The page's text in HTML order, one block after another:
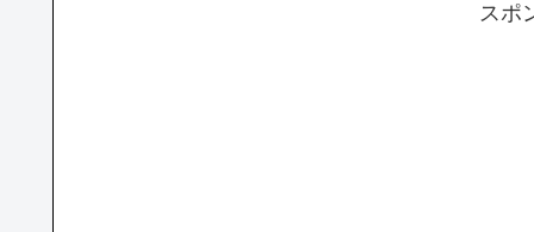
スポ